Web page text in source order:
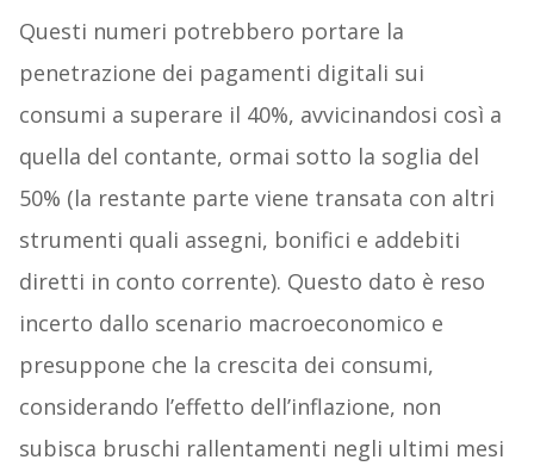
Questi numeri potrebbero portare la
penetrazione dei pagamenti digitali sui
consumi a superare il 40%, avvicinandosi così a
quella del contante, ormai sotto la soglia del
50% (la restante parte viene transata con altri
strumenti quali assegni, bonifici e addebiti
diretti in conto corrente). Questo dato è reso
incerto dallo scenario macroeconomico e
presuppone che la crescita dei consumi,
considerando l’effetto dell’inflazione, non
subisca bruschi rallentamenti negli ultimi mesi